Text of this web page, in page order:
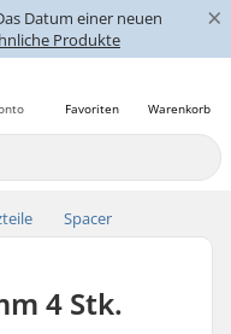
Datum einer neuen
Produkte
×
Warenkorb
Favoriten
Spacer
4 Stk.